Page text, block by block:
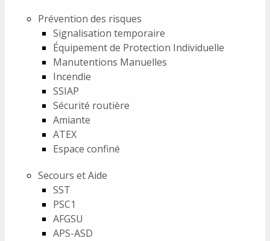
Prévention des risques
Signalisation temporaire
Équipement de Protection Individuelle
Manutentions Manuelles
Incendie
SSIAP
Sécurité routière
Amiante
ATEX
Espace confiné
Secours et Aide
SST
PSC1
AFGSU
APS-ASD